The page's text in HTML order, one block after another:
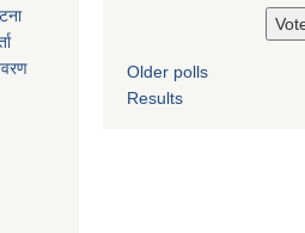
Older polls
Results